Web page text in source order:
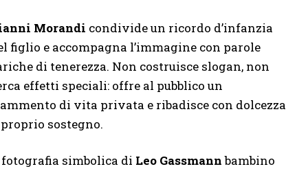
Morandi condivide un ricordo d’infanzia
figlio e accompagna l’immagine con parole
di tenerezza. Non costruisce slogan, non
effetti speciali: offre al pubblico un
di vita privata e ribadisce con dolcezza
sostegno.
fotografia simbolica di Leo Gassmannbambino